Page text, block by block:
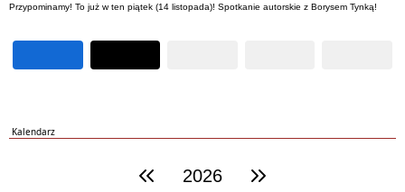
Przypominamy! To już w ten piątek (14 listopada)! Spotkanie autorskie z Borysem Tynką!
Kalendarz
poprzedni rok2026 następny rok